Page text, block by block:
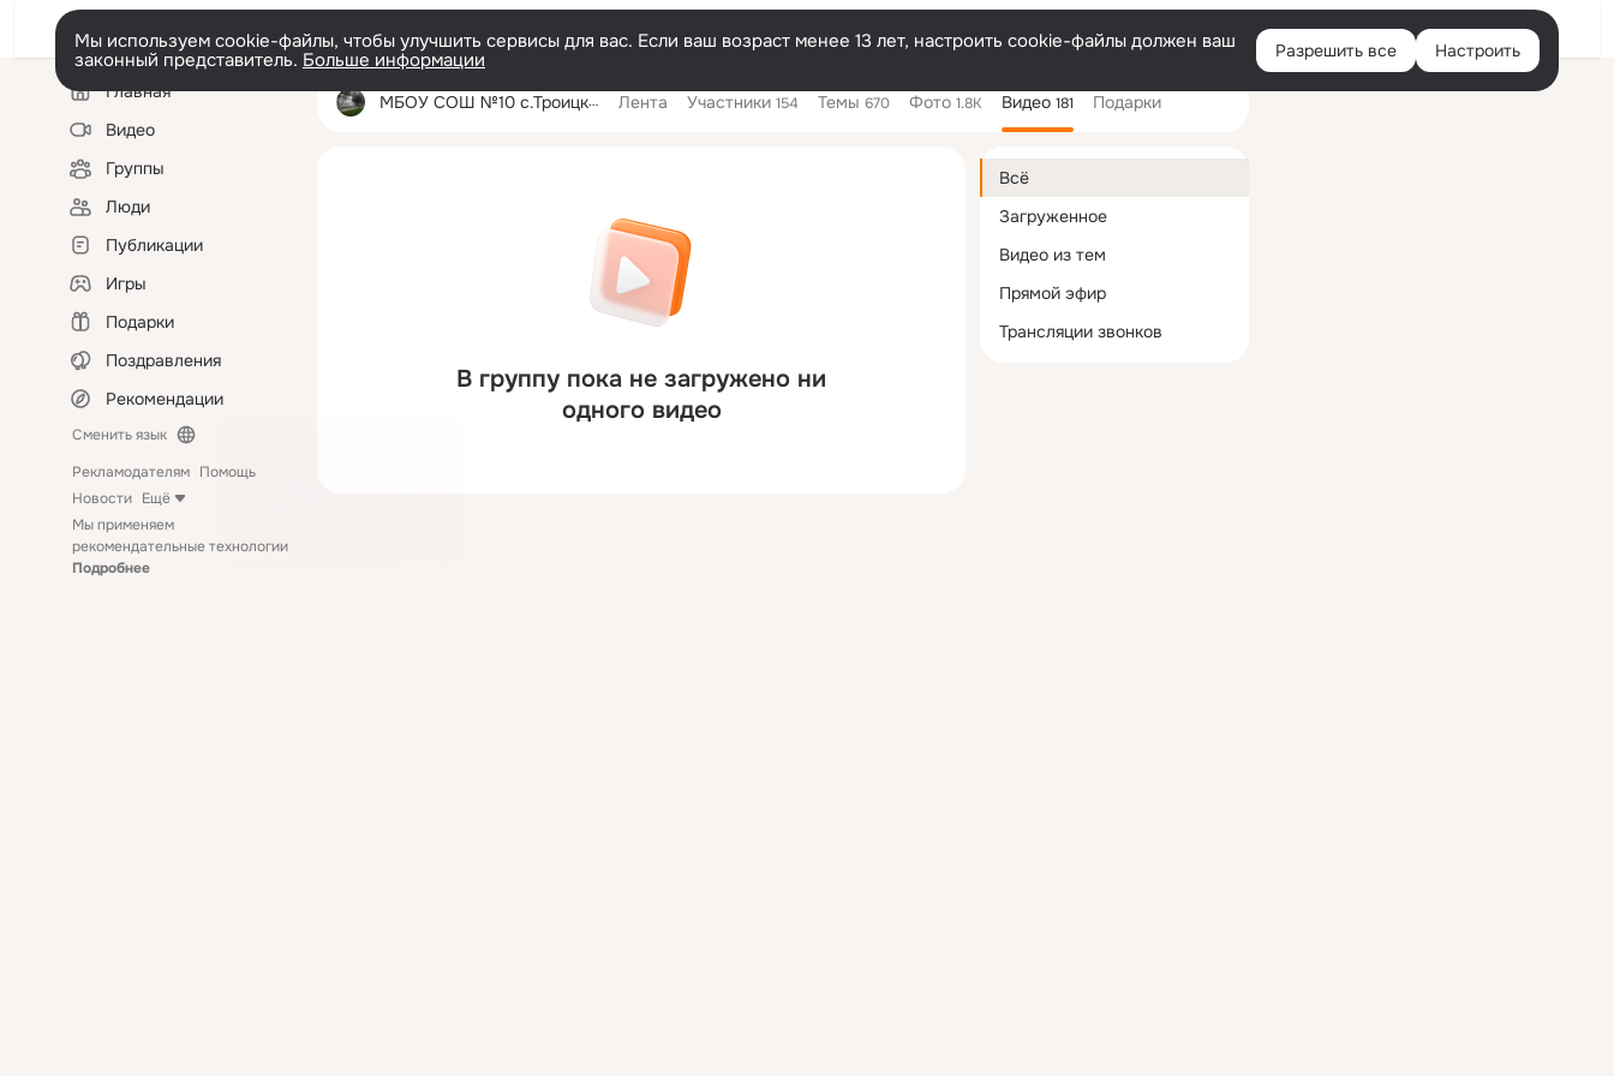
Войти
Мы используем cookie-файлы, чтобы улучшить сервисы для вас. Если ваш возраст менее 13 лет, настроить cookie-файлы должен ваш
законный представитель. Больше информации Разрешить все Настроить
Левая
колонкаГлавная
Видео
Группы
Люди
Публикации
Игры
Подарки
Поздравления
Рекомендации
Сменить язык
Рекламодателям Помощь
Новости Ещё
Мы применяем
рекомендательные технологии
Подробнее
МБОУ СОШ №10 с.Троицкое Лента Участники 154 Темы 670 Фото 1.8K Видео 181 Подарки
В группу пока не загружено ни
одного видео
Дополнительная
колонка
Всё
Загруженное
Видео из тем
Прямой эфир
Трансляции звонков